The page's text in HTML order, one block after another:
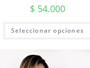
$ 54.000
Seleccionar opciones